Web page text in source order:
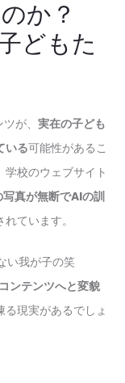
か？
どもた
が、 実在の子ども
いる可能性があるこ
校のウェブサイト
真が無断でAIの訓
れています。
い我が子の笑
ンテンツへと変貌
現実があるでしょ